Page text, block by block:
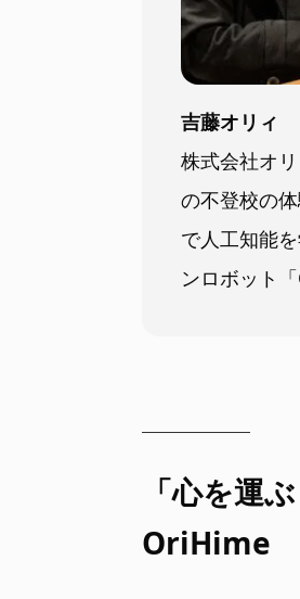
吉藤オリィ
株式会社オ
の不登校の
で人工知能
ンロボット
「心を運
OriHime